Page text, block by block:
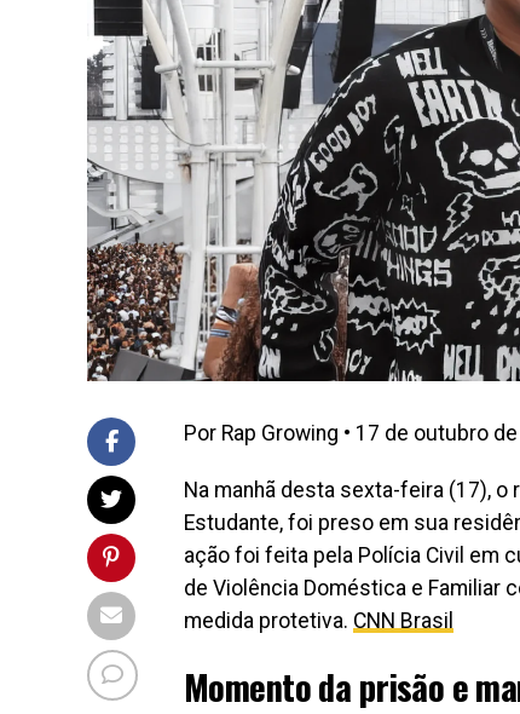
Por Rap Growing • 17 de outubro
Na manhã desta sexta-feira (17), o
Estudante, foi preso em sua
ação foi feita pela Polícia Civil em
de Violência Doméstica e Familiar
medida protetiva. CNN Brasil
Momento da prisão e